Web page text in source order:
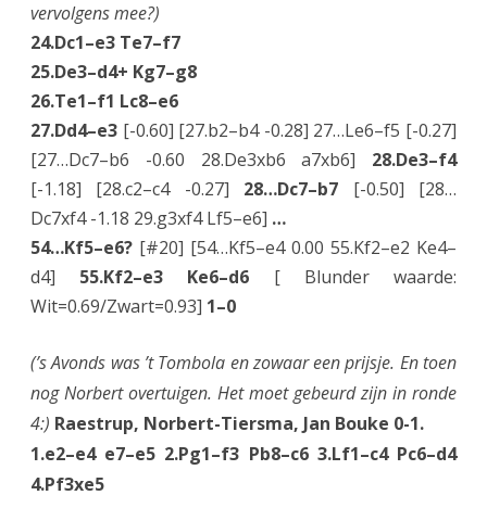
vervolgens mee?)
24.Dc1–e3 Te7–f7
25.De3–d4+ Kg7–g8
26.Te1–f1 Lc8–e6
27.Dd4–e3 [-0.60] [27.b2–b4 -0.28] 27…Le6–f5 [-0.27]
[27…Dc7–b6 -0.60 28.De3xb6 a7xb6] 28.De3–f4
[-1.18] [28.c2–c4 -0.27] 28…Dc7–b7 [-0.50] [28…
Dc7xf4 -1.18 29.g3xf4 Lf5–e6] …
54…Kf5–e6? [#20] [54…Kf5–e4 0.00 55.Kf2–e2 Ke4–
d4] 55.Kf2–e3 Ke6–d6 [ Blunder waarde:
Wit=0.69/Zwart=0.93] 1–0
(’s Avonds was ’t Tombola en zowaar een prijsje. En toen
nog Norbert overtuigen. Het moet gebeurd zijn in ronde
4:) Raestrup, Norbert-Tiersma, Jan Bouke 0-1.
1.e2–e4 e7–e5 2.Pg1–f3 Pb8–c6 3.Lf1–c4 Pc6–d4
4.Pf3xe5